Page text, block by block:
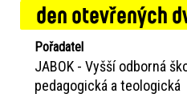
den otevřených
Pořadatel
JABOK - Vyšší odborná
pedagogická a teologická